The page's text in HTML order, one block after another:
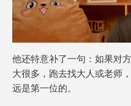
他还特意补了一句：如果对
大很多，跑去找大人或老师
远是第一位的。